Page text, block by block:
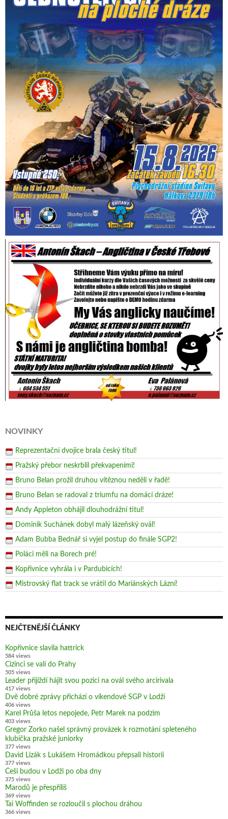
NOVINKY
Reprezentační dvojice brala český titul!
Pražský přebor neskrblil překvapeními!
Bruno Belan prožil druhou vítěznou neděli v řadě!
Bruno Belan se radoval z triumfu na domácí dráze!
Andy Appleton obhájil dlouhodrážní titul!
Dominik Suchánek dobyl malý lázeňský ovál!
Adam Bubba Bednář si vyjel postup do finále SGP2!
Poláci měli na Borech pré!
Kopřivnice vyhrála i v Pardubicích!
Mistrovský flat track se vrátil do Mariánských Lázní!
NEJČTENĚJŠÍ ČLÁNKY
Kopřivnice slavila hattrick
584 views
Cizinci se valí do Prahy
505 views
Leader přijíždí hájit svou pozici na ovál svého arcirivala
417 views
Dvě dobré zprávy přichází o víkendové SGP v Lodži
406 views
Karel Průša letos nepojede, Petr Marek na podzim
403 views
Gregor Zorko našel správný provázek k rozmotání spleteného
klubíčka pražské juniorky
377 views
David Lizák s Lukášem Hromádkou přepsali historii
377 views
Češi budou v Lodži po oba dny
375 views
Marodů je přespříliš
369 views
Tai Woffinden se rozloučil s plochou dráhou
366 views